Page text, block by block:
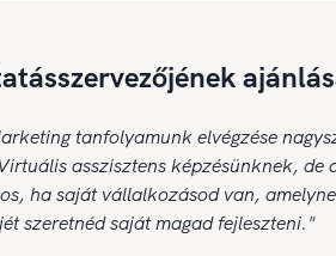
tanfolyamunk elvégzése
asszisztens képzésünknek, de
ha saját vállalkozásod van,
szeretnéd saját magad fejleszteni."